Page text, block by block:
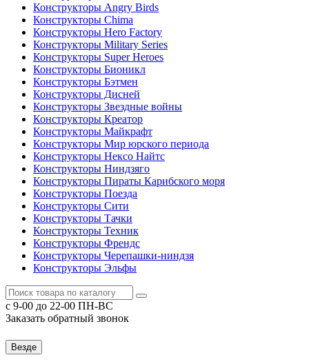
Конструкторы Angry Birds
Конструкторы Chima
Конструкторы Hero Factory
Конструкторы Military Series
Конструкторы Super Heroes
Конструкторы Бионикл
Конструкторы Бэтмен
Конструкторы Дисней
Конструкторы Звездные войны
Конструкторы Креатор
Конструкторы Майкрафт
Конструкторы Мир юрского периода
Конструкторы Нексо Найтс
Конструкторы Ниндзяго
Конструкторы Пираты Карибского моря
Конструкторы Поезда
Конструкторы Сити
Конструкторы Тачки
Конструкторы Техник
Конструкторы Френдс
Конструкторы Черепашки-ниндзя
Конструкторы Эльфы
c 9-00 до 22-00 ПН-ВС
Заказать обратный звонок
Везде